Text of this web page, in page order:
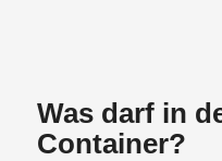
Was darf in
Container?